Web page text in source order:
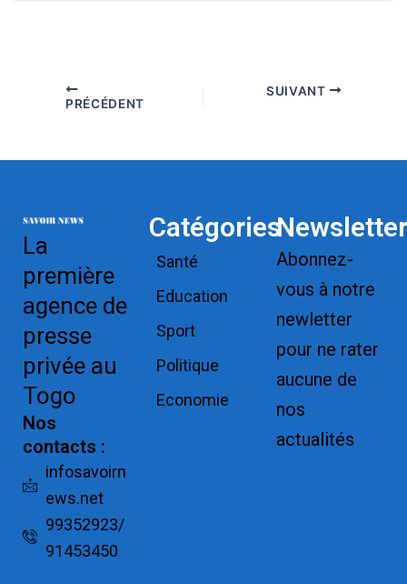
PRÉCÉDENT
SUIVANT
La
première
agence de
presse
privée au
Togo
Nos
contacts :
infosavoirn
ews.net
99352923/
91453450
Catégories
Santé
Education
Sport
Politique
Economie
Newsletter
Abonnez-
vous à notre
newletter
pour ne rater
aucune de
nos
actualités